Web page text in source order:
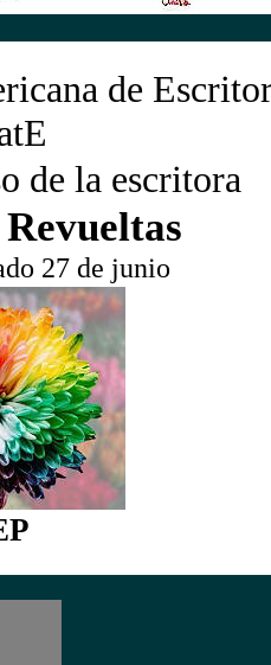
de
de la escritora
27 de junio